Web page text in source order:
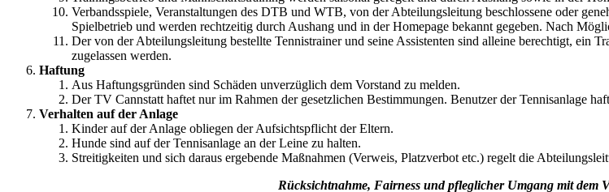
Verbandsspiele, Veranstaltungen des DTB und WTB, von der Abteilungsleitung beschlossene oder
Spielbetrieb und werden rechtzeitig durch Aushang und in der Homepage bekannt gegeben. Nach
Der von der Abteilungsleitung bestellte Tennistrainer und seine Assistenten sind alleine berechtigt, ein
zugelassen werden.
Haftung
Aus Haftungsgründen sind Schäden unverzüglich dem Vorstand zu melden.
Der TV Cannstatt haftet nur im Rahmen der gesetzlichen Bestimmungen. Benutzer der Tennisanlage
Verhalten auf der Anlage
Kinder auf der Anlage obliegen der Aufsichtspflicht der Eltern.
Hunde sind auf der Tennisanlage an der Leine zu halten.
Streitigkeiten und sich daraus ergebende Maßnahmen (Verweis, Platzverbot etc.) regelt die
Rücksichtnahme, Fairness und pfleglicher Umgang mit dem